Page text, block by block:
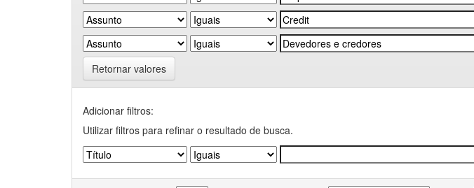
Retornar valores
Adicionar filtros:
Utilizar filtros para refinar o resultado de busca.